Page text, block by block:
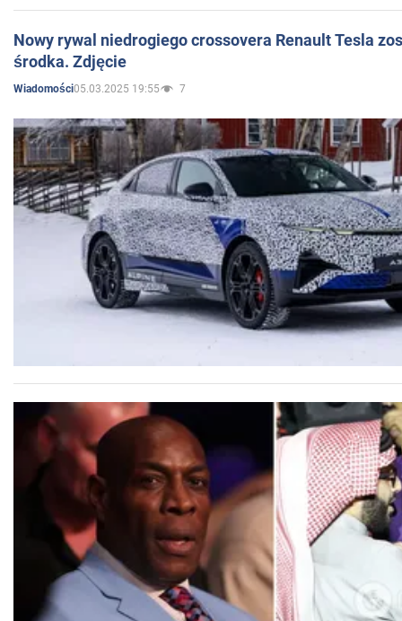
Nowy rywal niedrogiego crossovera Renault Tesla
środka. Zdjęcie
Wiadomości05.03.2025 19:55 7